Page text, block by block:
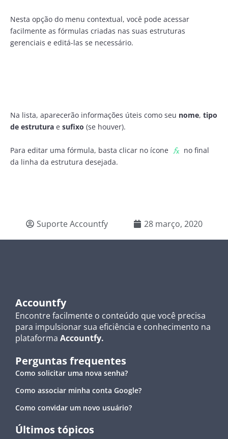
Nesta opção do menu contextual, você pode acessar
facilmente as fórmulas criadas nas suas estruturas
gerenciais e editá-las se necessário.
Na lista, aparecerão informações úteis como seu nome, tipo
de estrutura e sufixo (se houver).
Para editar uma fórmula, basta clicar no ícone
no final
da linha da estrutura desejada.
Suporte Accountfy 28 março, 2020
Accountfy
Encontre facilmente o conteúdo que você precisa
para impulsionar sua eficiência e conhecimento na
plataforma Accountfy.
Perguntas frequentes
Como solicitar uma nova senha?
Como associar minha conta Google?
Como convidar um novo usuário?
Últimos tópicos